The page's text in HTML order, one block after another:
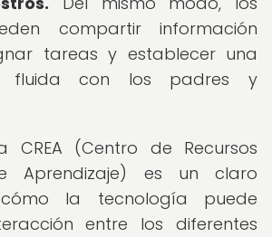
compartir información
tareas y establecer una
fluida con los padres y
CREA (Centro de Recursos
Aprendizaje) es un claro
la tecnología puede
entre los diferentes